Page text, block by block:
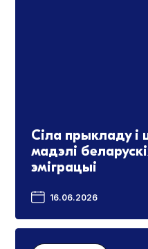
Сіла прыкладу
мадэлі
эміграцыі
16.06.2026